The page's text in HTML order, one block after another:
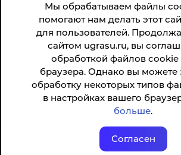
Мы обрабатываем файлы
помогают нам делать этот
для пользователей.
сайтом ugrasu.ru, вы
обработкой файлов cookie
браузера. Однако вы можете
обработку некоторых типов
в настройках вашего
больше.
Согласен
организации:
Анкета доступна по QR-коду, а
ссылке
© ФГБОУ ВО ЮГУ